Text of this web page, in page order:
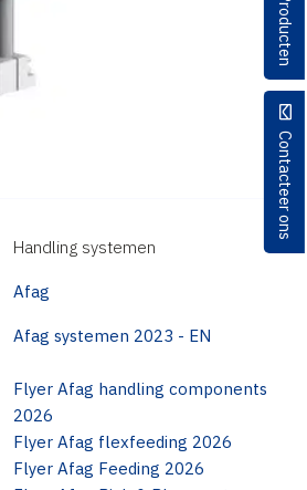
Producten
Contacteer ons
Handling systemen
Afag
Afag systemen 2023 - EN
Flyer Afag handling components
2026
Flyer Afag flexfeeding 2026
Flyer Afag Feeding 2026